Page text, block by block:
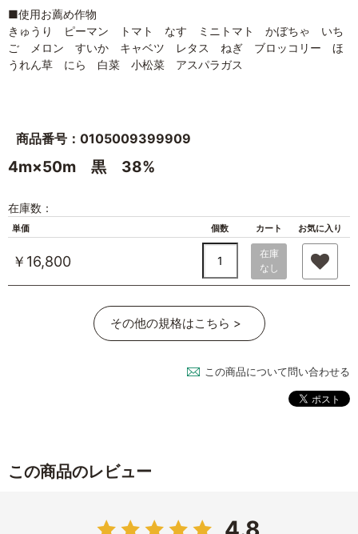
■使用お薦め作物
きゅうり ピーマン トマト なす ミニトマト かぼちゃ いち
ご メロン すいか キャベツ レタス ねぎ ブロッコリー ほ
うれん草 にら 白菜 小松菜 アスパラガス
商品番号：0105009399909
4m×50m 黒 38%
在庫数：
単価 個数 カート お気に入り
￥16,800
在庫
なし
その他の規格はこちら >
この商品について問い合わせる
この商品のレビュー